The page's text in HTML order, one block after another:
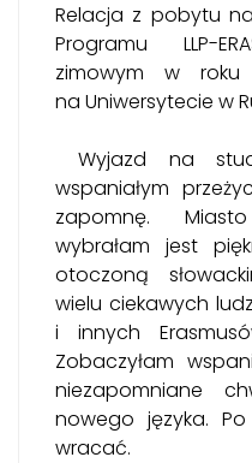
Relacja z pobytu
Programu LLP-
zimowym w roku
na Uniwersytecie w
Wyjazd na
wspaniałym
zapomnę.
wybrałam jest
otoczoną
wielu ciekawych
i innych
Zobaczyłam
niezapomniane
nowego języka.
wracać.